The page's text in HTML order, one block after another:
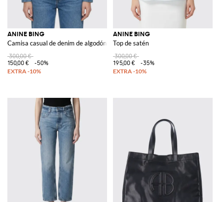
ANINE BING
Camisa casual de denim de algodón
300,00 €
150,00 €
-50%
ANINE BING
Top de satén
300,00 €
195,00 €
-35%